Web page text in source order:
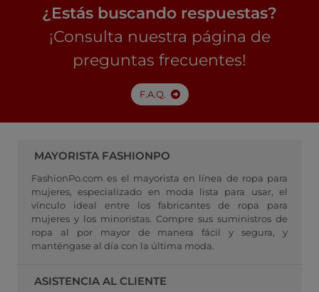
¿Estás buscando respuestas?
¡Consulta nuestra página de
preguntas frecuentes!
F.A.Q.
MAYORISTA FASHIONPO
FashionPo.com es el mayorista en línea de ropa para
mujeres, especializado en moda lista para usar, el
vínculo ideal entre los fabricantes de ropa para
mujeres y los minoristas. Compre sus suministros de
ropa al por mayor de manera fácil y segura, y
manténgase al día con la última moda.
ASISTENCIA AL CLIENTE